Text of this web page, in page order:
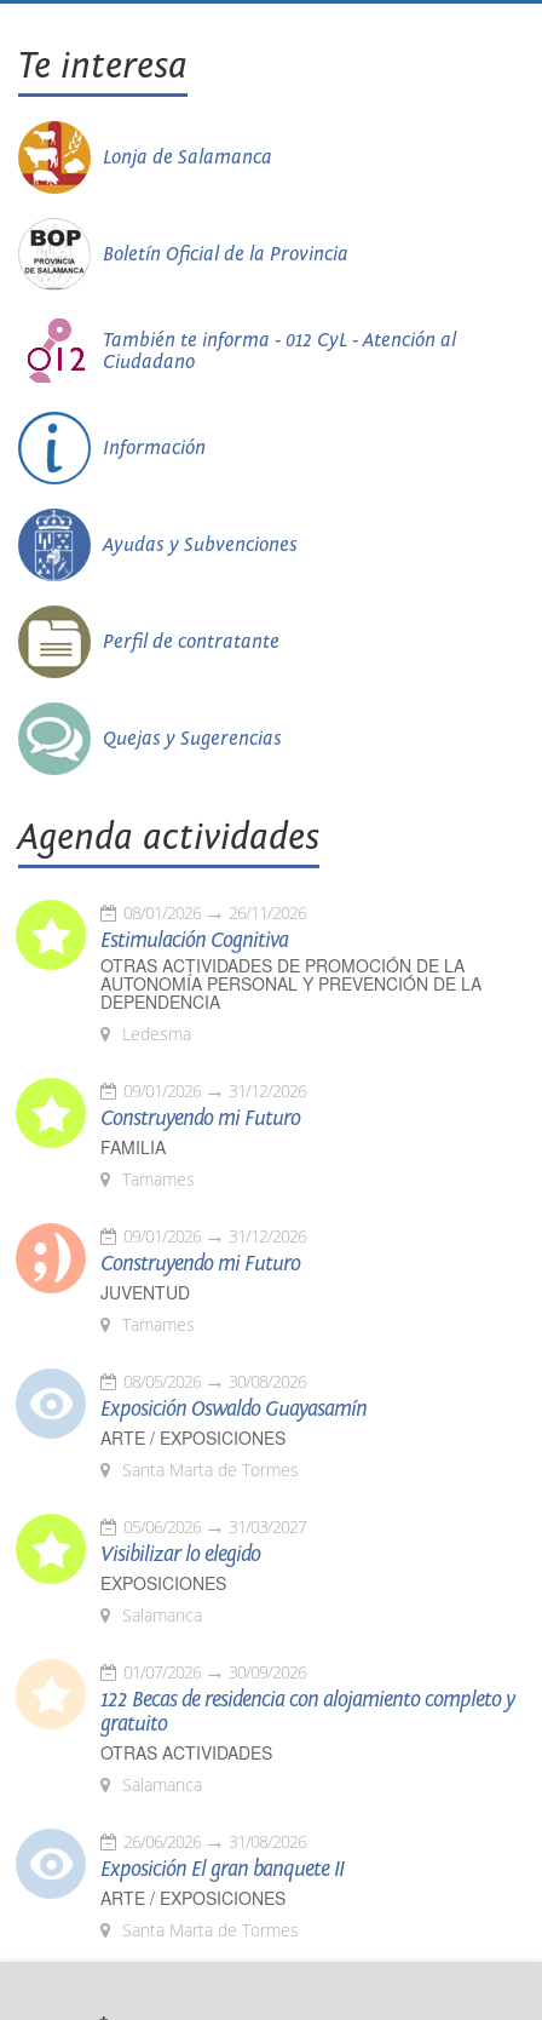
Te interesa
Lonja de Salamanca
Boletín Oficial de la Provincia
También te informa - 012 CyL - Atención al
Ciudadano
Información
Ayudas y Subvenciones
Perfil de contratante
Quejas y Sugerencias
Agenda actividades
08/01/2026 26/11/2026
Estimulación Cognitiva
OTRAS ACTIVIDADES DE PROMOCIÓN DE LA
AUTONOMÍA PERSONAL Y PREVENCIÓN DE LA
DEPENDENCIA
Ledesma
09/01/2026 31/12/2026
Construyendo mi Futuro
FAMILIA
Tamames
09/01/2026 31/12/2026
Construyendo mi Futuro
JUVENTUD
Tamames
08/05/2026 30/08/2026
Exposición Oswaldo Guayasamín
ARTE / EXPOSICIONES
Santa Marta de Tormes
05/06/2026 31/03/2027
Visibilizar lo elegido
EXPOSICIONES
Salamanca
01/07/2026 30/09/2026
122 Becas de residencia con alojamiento completo y
gratuito
OTRAS ACTIVIDADES
Salamanca
26/06/2026 31/08/2026
Exposición El gran banquete II
ARTE / EXPOSICIONES
Santa Marta de Tormes